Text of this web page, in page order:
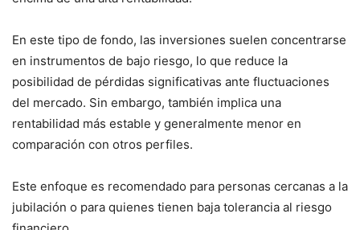
En este tipo de fondo, las inversiones suelen concentrarse
en instrumentos de bajo riesgo, lo que reduce la
posibilidad de pérdidas significativas ante fluctuaciones
del mercado. Sin embargo, también implica una
rentabilidad más estable y generalmente menor en
comparación con otros perfiles.
Este enfoque es recomendado para personas cercanas a la
jubilación o para quienes tienen baja tolerancia al riesgo